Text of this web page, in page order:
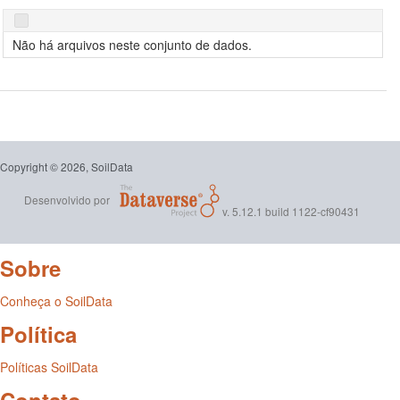
Não há arquivos neste conjunto de dados.
Copyright © 2026, SoilData
Desenvolvido por
v. 5.12.1 build 1122-cf90431
Sobre
Conheça o SoilData
Política
Políticas SoilData